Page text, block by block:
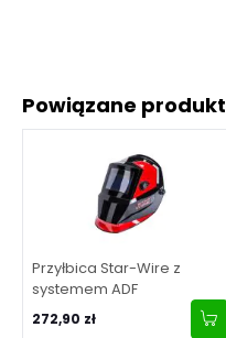
Powiązane
Przyłbica Star-Wire z
systemem ADF
272,90 zł